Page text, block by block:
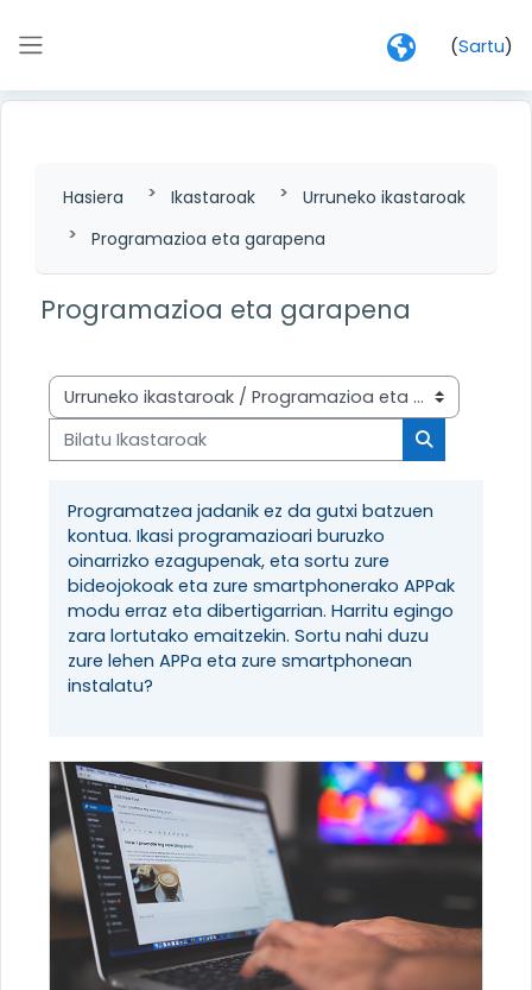
(Sartu)
Hasiera Ikastaroak
Urruneko ikastaroak
Programazioa eta garapena
Programazioa eta garapena
Ikastaro-kategoriak
Bilatu Ikastaroak
Bilatu
Programatzea jadanik ez da gutxi batzuen
kontua. Ikasi programazioari buruzko
oinarrizko ezagupenak, eta sortu zure
bideojokoak eta zure smartphonerako APPak
modu erraz eta dibertigarrian. Harritu egingo
zara lortutako emaitzekin. Sortu nahi duzu
zure lehen APPa eta zure smartphonean
instalatu?